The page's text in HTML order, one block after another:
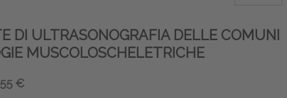
DI ULTRASONOGRAFIA DELLE COMUNI
MUSCOLOSCHELETRICHE
€